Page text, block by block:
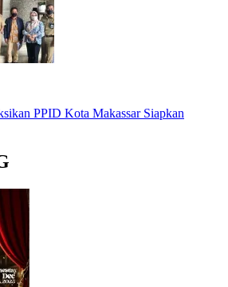
PPID Kota Makassar Siapkan